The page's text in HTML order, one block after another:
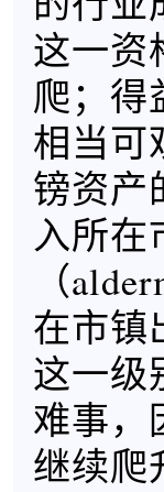
这一资
爬；得
相当可
镑资产
入所在
（
在市镇
这一级
难事，
继续爬